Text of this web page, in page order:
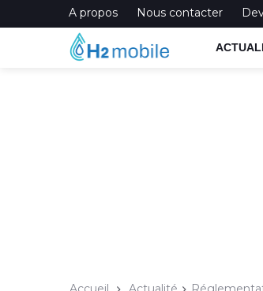
A propos Nous contacter